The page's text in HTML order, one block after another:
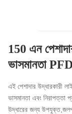
150 এন
ভাসমানতা
এই পেশাদার উদ্ধারকারী
ভাসমানতা এবং
উদ্ধারের জন্য